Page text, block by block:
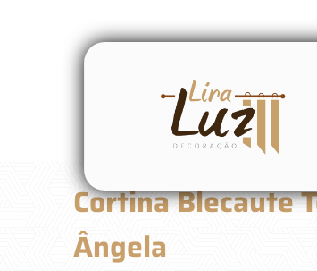
Cortina Blecaute
Ângela